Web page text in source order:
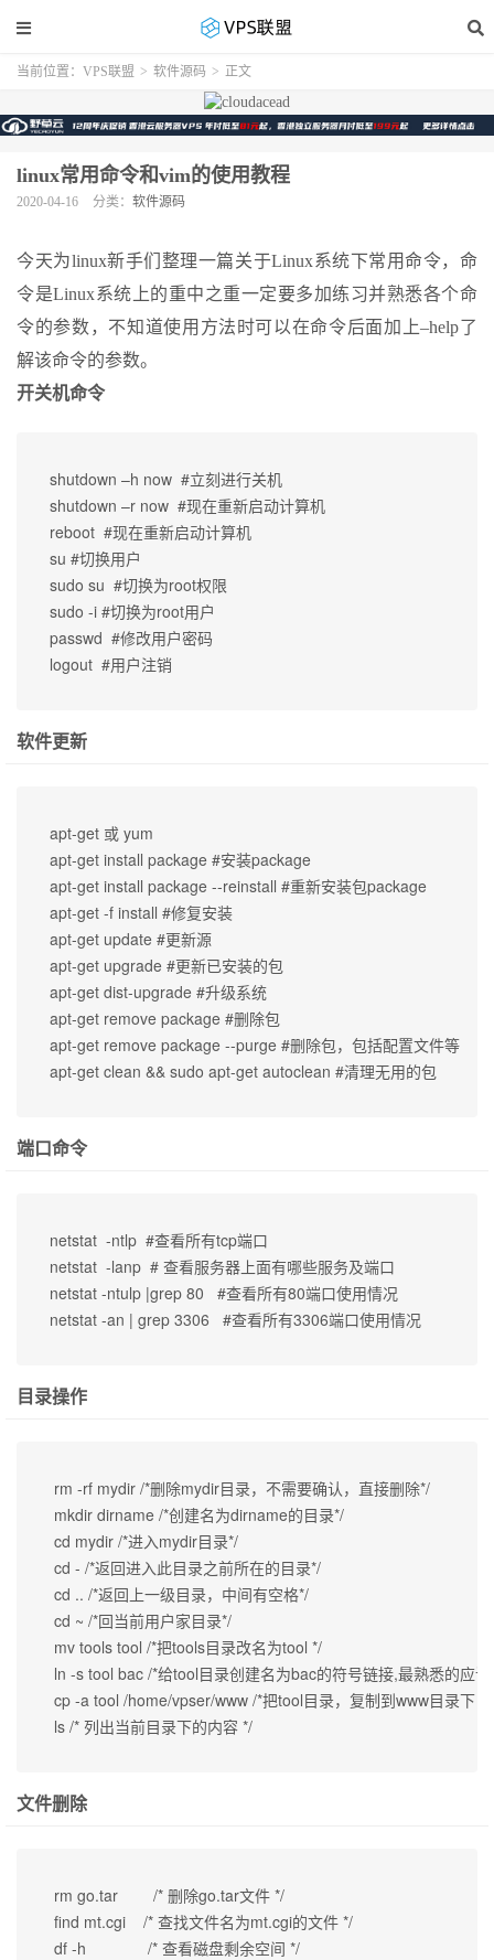
当前位置： VPS联盟 > 软件源码 > 正文
linux常用命令和vim的使用教程
2020-04-16 分类： 软件源码
今天为linux新手们整理一篇关于Linux系统下常用命令，命
令是Linux系统上的重中之重一定要多加练习并熟悉各个命
令的参数，不知道使用方法时可以在命令后面加上–help了
解该命令的参数。
开关机命令
shutdown –h now  #立刻进行关机
shutdown –r now  #现在重新启动计算机
reboot  #现在重新启动计算机
su #切换用户
sudo su  #切换为root权限
sudo -i #切换为root用户
passwd  #修改用户密码
logout  #用户注销
软件更新
apt-get 或 yum
apt-get install package #安装package
apt-get install package --reinstall #重新安装包package
apt-get -f install #修复安装
apt-get update #更新源
apt-get upgrade #更新已安装的包
apt-get dist-upgrade #升级系统
apt-get remove package #删除包
apt-get remove package --purge #删除包，包括配置文件等
apt-get clean && sudo apt-get autoclean #清理无用的包
端口命令
netstat  -ntlp  #查看所有tcp端口
netstat  -lanp  # 查看服务器上面有哪些服务及端口
netstat -ntulp |grep 80   #查看所有80端口使用情况
netstat -an | grep 3306   #查看所有3306端口使用情况
目录操作
rm -rf mydir /*删除mydir目录，不需要确认，直接删除*/
mkdir dirname /*创建名为dirname的目录*/
cd mydir /*进入mydir目录*/
cd - /*返回进入此目录之前所在的目录*/
cd .. /*返回上一级目录，中间有空格*/
cd ~ /*回当前用户家目录*/
mv tools tool /*把tools目录改名为tool */
ln -s tool bac /*给tool目录创建名为bac的符号链接,最熟悉的应
cp -a tool /home/vpser/www /*把tool目录，复制到www目录下 */
ls /* 列出当前目录下的内容 */
文件删除
rm go.tar        /* 删除go.tar文件 */
find mt.cgi    /* 查找文件名为mt.cgi的文件 */
df -h              /* 查看磁盘剩余空间 */